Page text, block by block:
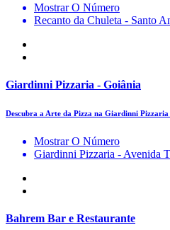
Mostrar O Número
Recanto da Chuleta - Santo
Giardinni Pizzaria - Goiânia
Descubra a Arte da Pizza na Giardinni
Mostrar O Número
Giardinni Pizzaria - Avenida
Bahrem Bar e Restaurante